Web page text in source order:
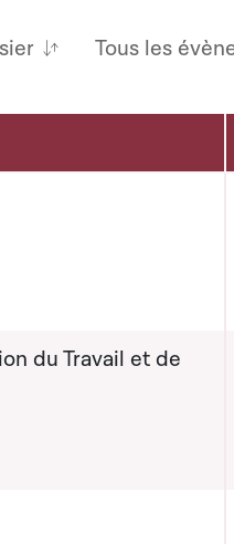
Tous les
éléments de la liste qui
du Travail et de